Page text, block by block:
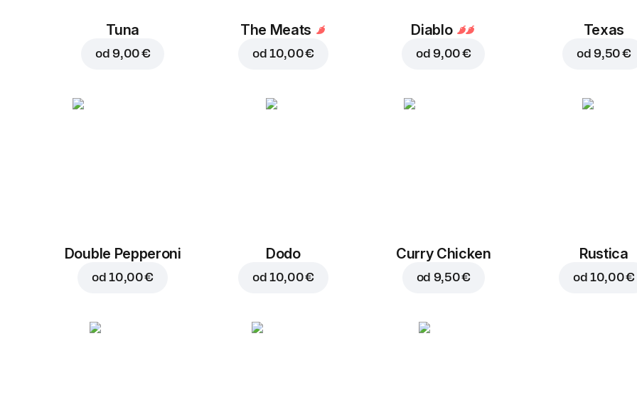
Tuna
od 9,00 €
The Meats
od 10,00 €
Diablo
od 9,00 €
Texas
od 9,50 €
Double Pepperoni
od10,00 €
Dodo
od 10,00 €
Curry Chicken
od 9,50 €
Rustica
od 10,00 €